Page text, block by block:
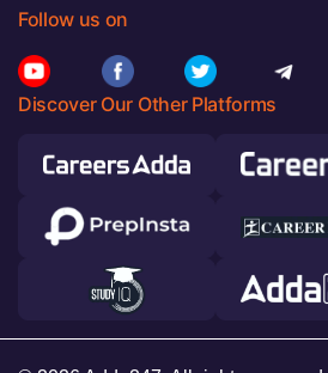
Follow us on
Discover Our Other Platforms